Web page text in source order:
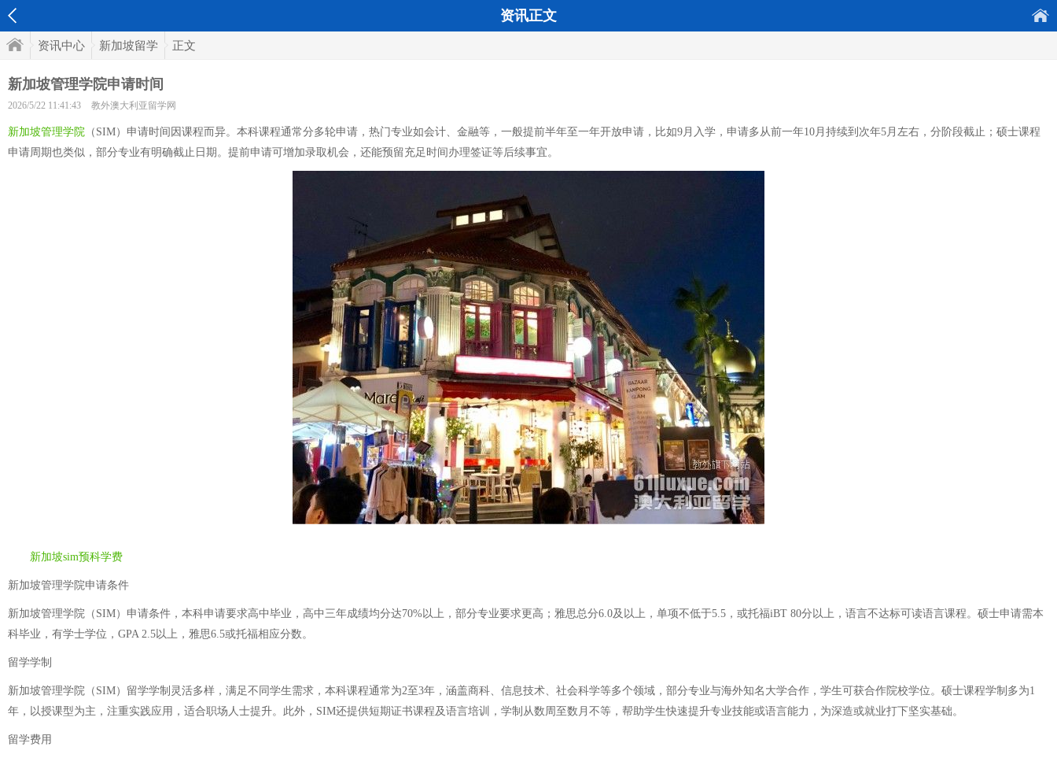
资讯正文
资讯中心 新加坡留学 正文
新加坡管理学院申请时间
2026/5/22 11:41:43 教外澳大利亚留学网
新加坡管理学院 （SIM）申请时间因课程而异。本科课程通常分多轮申请，热门专业如会计、金融等，一般提前半年至一年开放申请，比如9月入学，申请多从前一年10月持续到次年5月左右，分阶段截止；硕士课程
申请周期也类似，部分专业有明确截止日期。提前申请可增加录取机会，还能预留充足时间办理签证等后续事宜。
新加坡sim预科学费
新加坡管理学院申请条件
新加坡管理学院（SIM）申请条件，本科申请要求高中毕业，高中三年成绩均分达70%以上，部分专业要求更高；雅思总分6.0及以上，单项不低于5.5，或托福iBT 80分以上，语言不达标可读语言课程。硕士申请需本
科毕业，有学士学位，GPA 2.5以上，雅思6.5或托福相应分数。
留学学制
新加坡管理学院（SIM）留学学制灵活多样，满足不同学生需求，本科课程通常为2至3年，涵盖商科、信息技术、社会科学等多个领域，部分专业与海外知名大学合作，学生可获合作院校学位。硕士课程学制多为1
年，以授课型为主，注重实践应用，适合职场人士提升。此外，SIM还提供短期证书课程及语言培训，学制从数周至数月不等，帮助学生快速提升专业技能或语言能力，为深造或就业打下坚实基础。
留学费用